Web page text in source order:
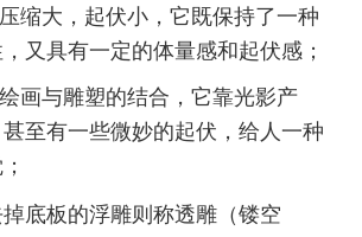
大，起伏小，它既保持了一种
又具有一定的体量感和起伏感；
与雕塑的结合，它靠光影产
至有一些微妙的起伏，给人一种
板的浮雕则称透雕（镂空